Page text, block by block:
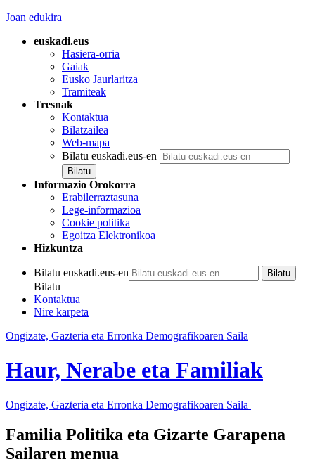
Joan edukira
euskadi.eus
Hasiera-orria
Gaiak
Eusko Jaurlaritza
Tramiteak
Tresnak
Kontaktua
Bilatzailea
Web-mapa
Bilatu euskadi.eus-en
Informazio Orokorra
Erabilerraztasuna
Lege-informazioa
Cookie politika
Egoitza Elektronikoa
Hizkuntza
Bilatu euskadi.eus-en
Bilatu
Kontaktua
Nire karpeta
Ongizate, Gazteria eta Erronka Demografikoaren Saila
Haur, Nerabe eta Familiak
Ongizate, Gazteria eta Erronka Demografikoaren Saila
Familia Politika eta Gizarte Garapena
Sailaren menua